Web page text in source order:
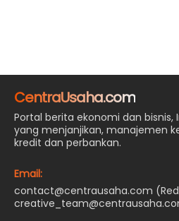
CentraUsaha.com
Portal berita ekonomi dan
yang menjanjikan, manajemen
kredit dan perbankan.
Email:
contact@centrausaha.com